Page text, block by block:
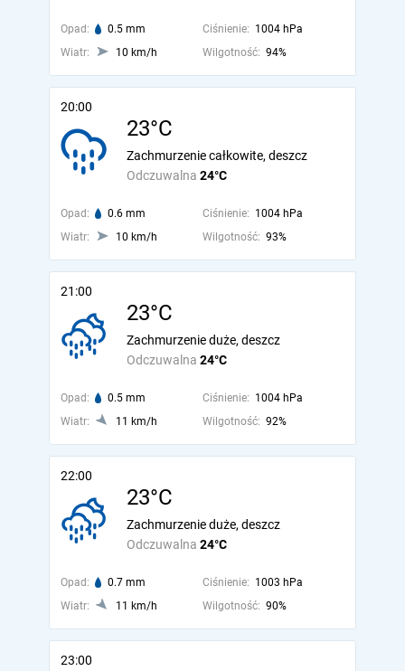
Opad: 0.5 mm Ciśnienie: 1004 hPa
Wiatr:
10 km/h Wilgotność: 94%
20:00
23°C
Odczuwalna 24°C
Zachmurzenie całkowite, deszcz
Opad: 0.6 mm Ciśnienie: 1004 hPa
Wiatr:
10 km/h Wilgotność: 93%
21:00
23°C
Odczuwalna 24°C
Zachmurzenie duże, deszcz
Opad: 0.5 mm Ciśnienie: 1004 hPa
Wiatr:
11 km/h Wilgotność: 92%
22:00
23°C
Odczuwalna 24°C
Zachmurzenie duże, deszcz
Opad: 0.7 mm Ciśnienie: 1003 hPa
Wiatr:
11 km/h Wilgotność: 90%
23:00